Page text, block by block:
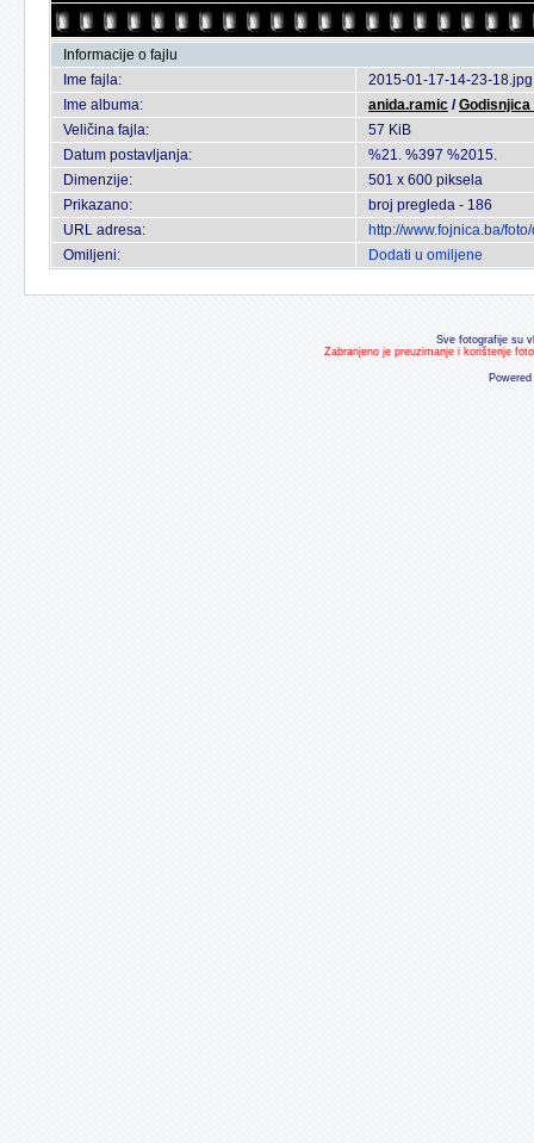
Informacije o fajlu
Ime fajla:
2015-01-17-14-23-18.jpg
Ime albuma:
anida.ramic /Godisnjica
Veličina fajla:
57 KiB
Datum postavljanja:
%21. %397 %2015.
Dimenzije:
501 x 600 piksela
Prikazano:
broj pregleda - 186
URL adresa:
http://www.fojnica.ba/
Omiljeni:
Dodati u omiljene
Sve fotografije su
Zabranjeno je preuzimanje i korištenje